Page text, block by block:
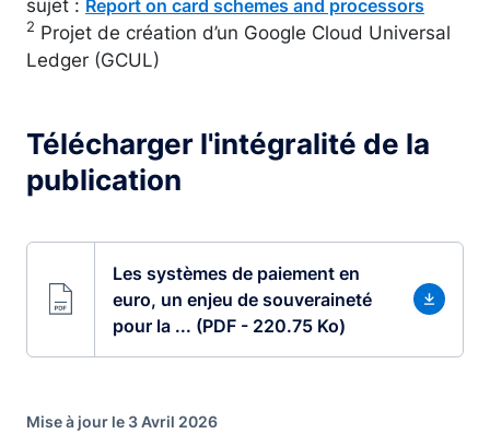
Report on card schemes and processors
2 Projet de création d’un Google Cloud Universal
Ledger (GCUL)
Télécharger l'intégralité de la
publication
Les systèmes de paiement en
euro, un enjeu de souveraineté
pour la ... (PDF - 220.75 Ko)
Mise à jour le 3 Avril 2026